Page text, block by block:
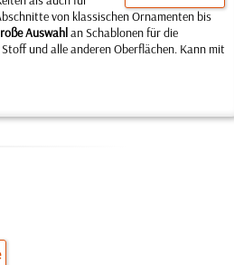
von klassischen Ornamenten bis
Auswahlan Schablonen für die
und alle anderen Oberflächen. Kann mit